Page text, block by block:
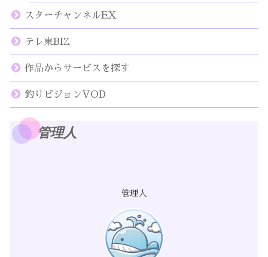
スターチャンネルEX
テレ東BIZ
作品からサービスを探す
釣りビジョンVOD
管理人
管理人